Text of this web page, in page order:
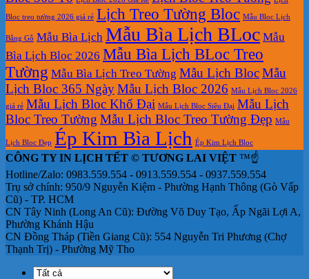
Bloc treo tường 2026 giá rẻ Lịch Treo Tường Bloc Mẫu Bloc Lịch
Bằng Gỗ Mẫu Bìa Lịch Mẫu Bìa Lịch BLoc Mẫu
Bìa Lịch Bloc 2026 Mẫu Bìa Lịch BLoc Treo
Tường Mẫu Bìa Lịch Treo Tường Mẫu Lịch BlocMẫu
Lịch Bloc 365 NgàyMẫu Lịch Bloc 2026 Mẫu Lịch Bloc 2026
giá rẻ Mẫu Lịch Bloc Khổ Đại Mẫu Lịch Bloc Siêu Đại Mẫu Lịch
Bloc Treo Tường Mẫu Lịch Bloc Treo Tường Đẹp Mẫu
Lịch Bloc Đẹp Ép Kim Bìa Lịch Ép Kim Lịch Bloc
CÔNG TY IN LỊCH TẾT © TƯƠNG LAI VIỆT ™☝️
Hotline/Zalo: 0983.559.554 - 0913.559.554 - 0937.559.554
Trụ sở chính: 950/9 Nguyễn Kiệm - Phường Hạnh Thông (Gò Vấp
Cũ) - TP. HCM
CN Tây Ninh (Long An Cũ): Đường Võ Duy Tạo, Ấp Ngãi Lợi A,
Phường Khánh Hậu
CN Đồng Tháp (Tiền Giang Cũ): 554 Nguyễn Tri Phương (Chợ
Thạnh Trị) - Phường Mỹ Tho